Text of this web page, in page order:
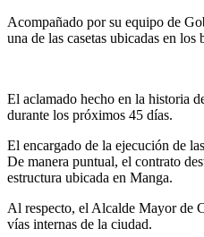
Acompañado por su equipo de
una de las casetas ubicadas en
El aclamado hecho en la historia
durante los próximos 45 días.
El encargado de la ejecución de
De manera puntual, el contrato
estructura ubicada en Manga.
Al respecto, el Alcalde Mayor de
vías internas de la ciudad.